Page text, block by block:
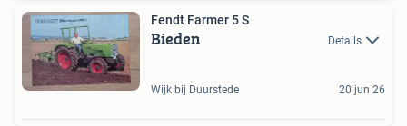
Fendt Farmer 5 S
Bieden Details
Wijk bij Duurstede 20 jun 26